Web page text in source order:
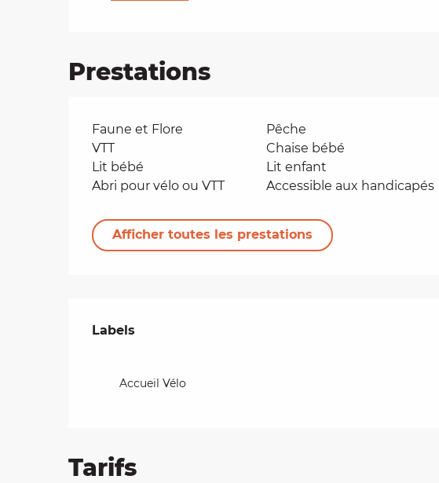
Prestations
Faune et Flore Pêche
VTT
Chaise bébé
Lit bébé
Lit enfant
Abri pour vélo ou VTT
Accessible aux handicapés
Afficher toutes les prestations
Offres de prestations
Labels
Labels
Accueil Vélo
Tarifs